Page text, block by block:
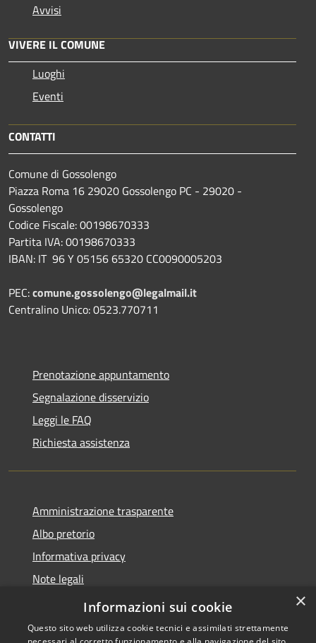
Avvisi
VIVERE IL COMUNE
Luoghi
Eventi
CONTATTI
Comune di Gossolengo
Piazza Roma 16 29020 Gossolengo PC - 29020 -
Gossolengo
Codice Fiscale: 00198670333
Partita IVA: 00198670333
IBAN: IT 96 Y 05156 65320 CC0090005203
PEC:comune.gossolengo@legalmail.it
Centralino Unico: 0523.770711
Prenotazione appuntamento
Segnalazione disservizio
Leggi le FAQ
Richiesta assistenza
Amministrazione trasparente
Albo pretorio
Informativa privacy
Note legali
Dichiarazione di accessibilità
×
Informazioni sui cookie
Questo sito web utilizza cookie tecnici e assimilati strettamente